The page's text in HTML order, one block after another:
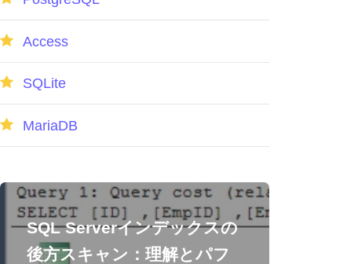
Access
SQLite
MariaDB
SQL Serverインデックスの
後方スキャン：理解とパフ